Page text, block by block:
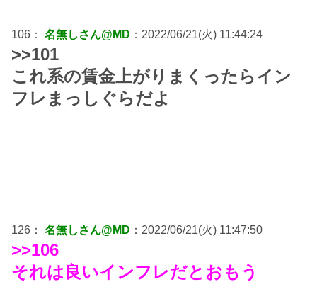
106： 名無しさん@MD ：2022/06/21(火) 11:44:24
>>101
これ系の賃金上がりまくったらイン
フレまっしぐらだよ
126： 名無しさん@MD ：2022/06/21(火) 11:47:50
>>106
それは良いインフレだとおもう